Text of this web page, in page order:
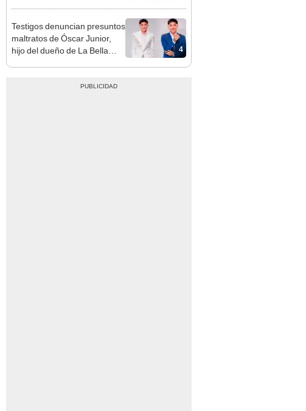
bajo”
4
Testigos denuncian presuntos
maltratos de Óscar Junior,
hijo del dueño de La Bella